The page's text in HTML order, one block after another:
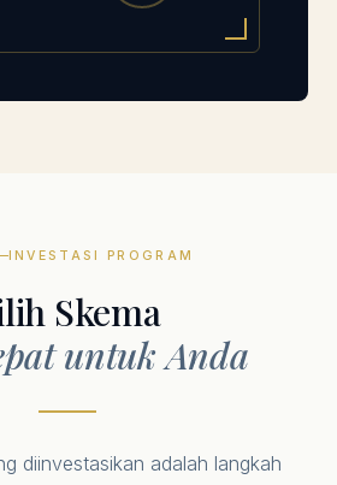
INVESTASI PROGRAM
Skema
untuk Anda
diinvestasikan adalah langkah